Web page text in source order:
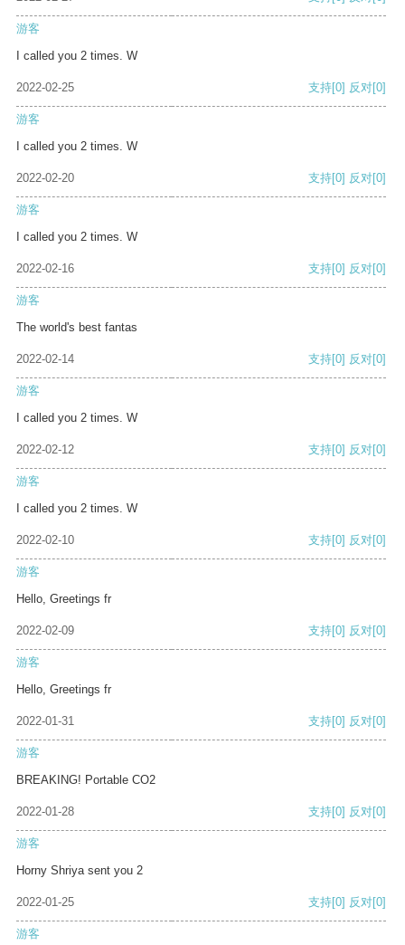
游客
I called you 2 times. W
2022-02-25 支持[0] 反对[0]
游客
I called you 2 times. W
2022-02-20 支持[0] 反对[0]
游客
I called you 2 times. W
2022-02-16 支持[0] 反对[0]
游客
The world's best fantas
2022-02-14 支持[0] 反对[0]
游客
I called you 2 times. W
2022-02-12 支持[0] 反对[0]
游客
I called you 2 times. W
2022-02-10 支持[0] 反对[0]
游客
Hello, Greetings fr
2022-02-09 支持[0] 反对[0]
游客
Hello, Greetings fr
2022-01-31 支持[0] 反对[0]
游客
BREAKING! Portable CO2
2022-01-28 支持[0] 反对[0]
游客
Horny Shriya sent you 2
2022-01-25 支持[0] 反对[0]
游客